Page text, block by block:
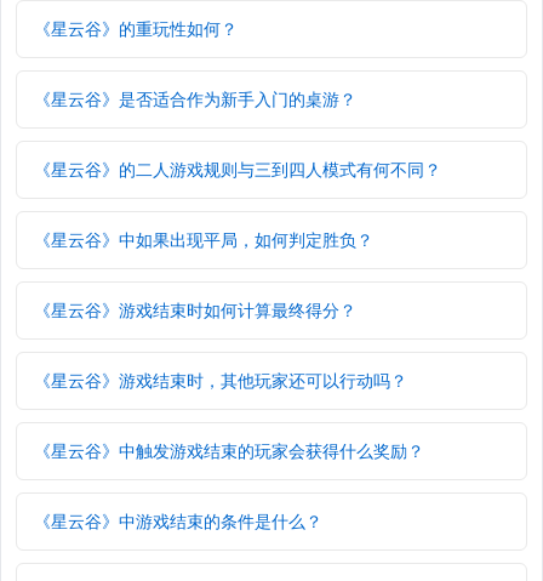
《星云谷》的重玩性如何？
《星云谷》是否适合作为新手入门的桌游？
《星云谷》的二人游戏规则与三到四人模式有何不同？
《星云谷》中如果出现平局，如何判定胜负？
《星云谷》游戏结束时如何计算最终得分？
《星云谷》游戏结束时，其他玩家还可以行动吗？
《星云谷》中触发游戏结束的玩家会获得什么奖励？
《星云谷》中游戏结束的条件是什么？